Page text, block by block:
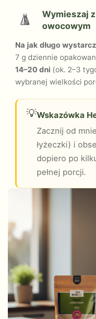
Wymieszaj
owocowym
Na jak długo
7 g dziennie
14–20 dni (ok. 2–3
wybranej wielkości
💡Wskazówka
Zacznij od
łyżeczki) i
dopiero po
pełnej porcji.